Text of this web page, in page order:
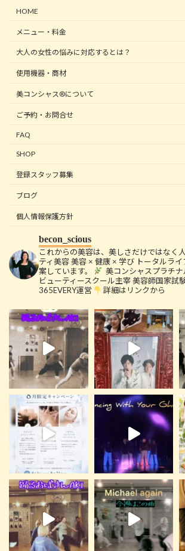
HOME
メニュー・料金
大人の女性の悩みに対応するとは？
使用機器・商材
美コンシャス®について
ご予約・お問合せ
FAQ
SHOP
登録スタッフ募集
ブログ
個人情報保護方針
becon_scious
これからの美容は、美しさだけではなく人
ティ美容美容 × 健康 × 学び トータルラ
案しています。
美コンシャスプラチナ
ビューティースクール主宰美容師国家試
365EVERY運営
詳細はリンクから